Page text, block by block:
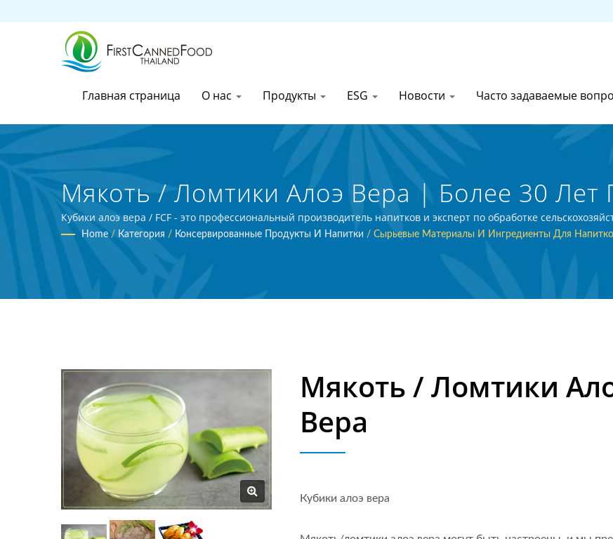
Главная страница О нас Продукты ESG Новости Часто задаваемые
Мякоть / Ломтики Алоэ Вера | Более 30 Лет
Консервированной Пищи И Напитков | First
Co., Ltd.
Кубики алоэ вера / FCF - это профессиональный производитель напитков и эксперт по обработке
BRC.Home / Категория / Консервированные Продукты И Напитки / Сырьевые Материалы И Ингредиенты Для
Мякоть / Ломтики
Вера
Кубики алоэ вера